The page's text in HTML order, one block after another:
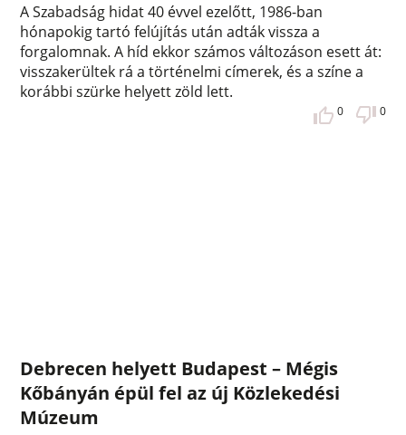
A Szabadság hidat 40 évvel ezelőtt, 1986-ban
hónapokig tartó felújítás után adták vissza a
forgalomnak. A híd ekkor számos változáson esett át:
visszakerültek rá a történelmi címerek, és a színe a
korábbi szürke helyett zöld lett.
0 0
Debrecen helyett Budapest – Mégis
Kőbányán épül fel az új Közlekedési
Múzeum